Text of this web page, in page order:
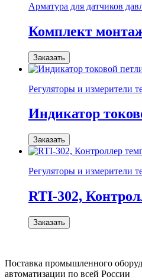
Арматура для датчиков
Комплект
Заказать
Регуляторы и измерители
Индикатор
Заказать
Регуляторы и измерители
RTI-302,
Заказать
Поставка промышленного
автоматизации по всей России